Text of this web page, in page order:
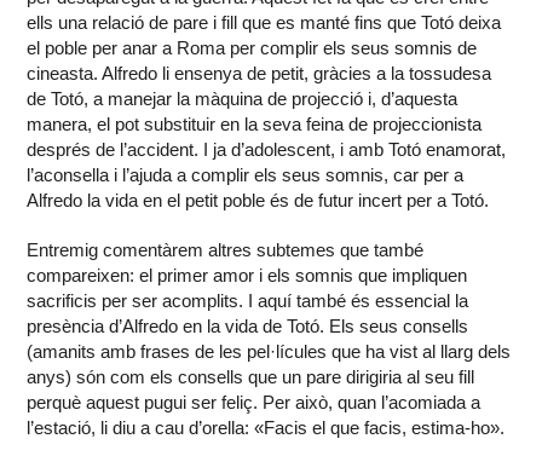
ells una relació de pare i fill que es manté fins que Totó deixa
el poble per anar a Roma per complir els seus somnis de
cineasta. Alfredo li ensenya de petit, gràcies a la tossudesa
de Totó, a manejar la màquina de projecció i, d’aquesta
manera, el pot substituir en la seva feina de projeccionista
després de l’accident. I ja d’adolescent, i amb Totó enamorat,
l’aconsella i l’ajuda a complir els seus somnis, car per a
Alfredo la vida en el petit poble és de futur incert per a Totó.
Entremig comentàrem altres subtemes que també
compareixen: el primer amor i els somnis que impliquen
sacrificis per ser acomplits. I aquí també és essencial la
presència d’Alfredo en la vida de Totó. Els seus consells
(amanits amb frases de les pel·lícules que ha vist al llarg dels
anys) són com els consells que un pare dirigiria al seu fill
perquè aquest pugui ser feliç. Per això, quan l’acomiada a
l’estació, li diu a cau d’orella: «Facis el que facis, estima-ho».